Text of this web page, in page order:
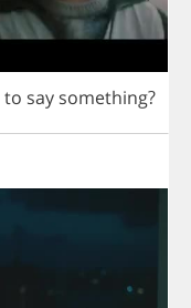
to say something?